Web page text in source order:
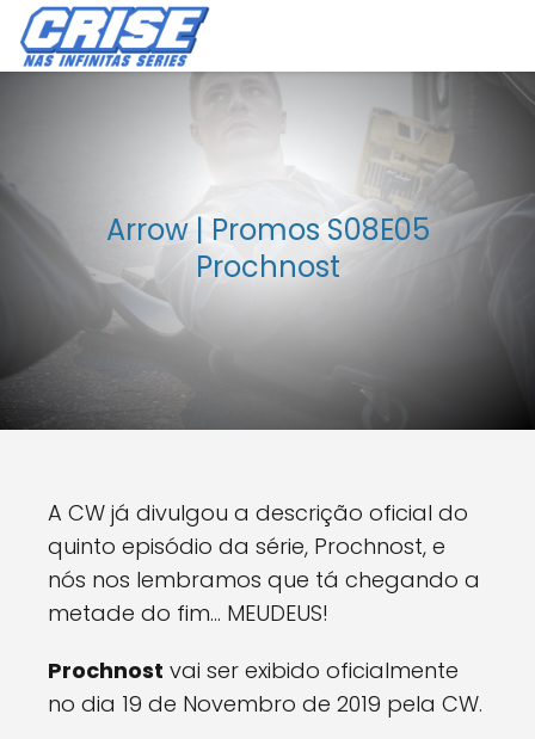
Arrow | Promos S08E05
Prochnost
A CW já divulgou a descrição oficial do
quinto episódio da série, Prochnost, e
nós nos lembramos que tá chegando a
metade do fim... MEUDEUS!
Prochnost vai ser exibido oficialmente
no dia 19 de Novembro de 2019 pela CW.